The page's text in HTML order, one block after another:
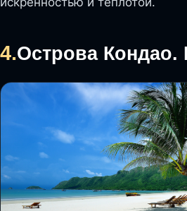
4.Острова Кондао.